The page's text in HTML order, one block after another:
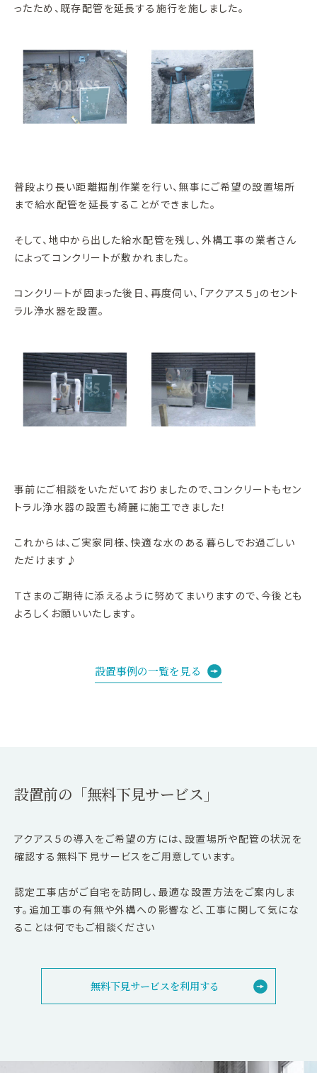
ったため、既存配管を延長する施行を施しました。
普段より長い距離掘削作業を行い、無事にご希望の設置場所
まで給水配管を延長することができました。
そして、地中から出した給水配管を残し、外構工事の業者さん
によってコンクリートが敷かれました。
コンクリートが固まった後日、再度伺い、「アクアス５」のセント
ラル浄水器を設置。
事前にご相談をいただいておりましたので、コンクリートもセン
トラル浄水器の設置も綺麗に施工できました！
これからは、ご実家同様、快適な水のある暮らしでお過ごしい
ただけます♪
Ｔさまのご期待に添えるように努めてまいりますので、今後とも
よろしくお願いいたします。
設置事例の一覧を見る
設置前の「無料下見サービス」
アクアス５の導入をご希望の方には、設置場所や配管の状況を
確認する無料下見サービスをご用意しています。
認定工事店がご自宅を訪問し、最適な設置方法をご案内しま
す。追加工事の有無や外構への影響など、工事に関して気にな
ることは何でもご相談ください
無料下見サービスを利用する